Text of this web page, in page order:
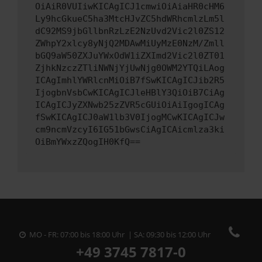
OiAiR0VUIiwKICAgICJ1cmwiOiAiaHR0cHM6
Ly9hcGkueC5ha3MtcHJvZC5hdWRhcmlzLm5l
dC92MS9jbGllbnRzLzE2NzUvd2Vic2l0ZS12
ZWhpY2xlcy8yNjQ2MDAwMiUyMzE0NzM/Zmll
bGQ9aW50ZXJuYWxOdW1iZXImd2Vic2l0ZT01
ZjhkNzczZTliNWNjYjUwNjg0OWM2YTQiLAog
ICAgImhlYWRlcnMiOiB7fSwKICAgICJib2R5
IjogbnVsbCwKICAgICJleHBlY3QiOiB7CiAg
ICAgICJyZXNwb25zZVR5cGUiOiAiIgogICAg
fSwKICAgICJ0aW1lb3V0IjogMCwKICAgICJw
cm9ncmVzcyI6IG51bGwsCiAgICAicmlza3ki
OiBmYWxzZQogIH0KfQ==
MO - FR: 07:00 bis 18:00 Uhr | SA: 09:30 bis 12:00 Uhr
+49 3745 7817-0